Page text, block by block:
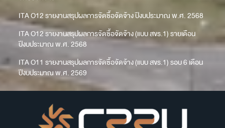
ITA O12 รายงานสรุปผลการจัดซื้อจัดจ้าง ปีงบประมาณ พ.ศ. 2568
ITA O12 รายงานสรุปผลการจัดซื้อจัดจ้าง (แบบ สขร.1) รายเดือน
ปีงบประมาณ พ.ศ. 2568
ITA O11 รายงานสรุปผลการจัดซื้อจัดจ้าง (แบบ สขร.1) รอบ 6 เดือน
ปีงบประมาณ พ.ศ. 2569